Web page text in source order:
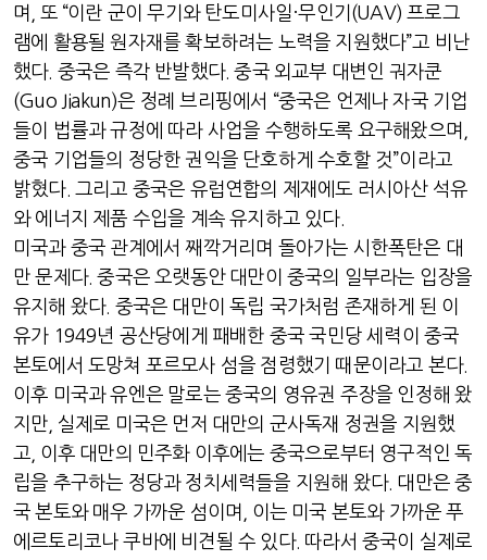
며
또 “이란 군이 무기와 탄도미사일·무인기 (UAV)프로그
램에 활용될 원자재를 확보하려는 노력을 지원했다”고 비난
했다. 중국은 즉각 반발했다.중국 외교부 대변인 궈자쿤
(Guo Jiakun)은 정례 브리핑에서 “중국은 언제나 자국 기업
들이 법률과 규정에 따라 사업을 수행하도록 요구해왔으며
중국 기업들의 정당한 권익을 단호하게 수호할 것”이라고
밝혔다.그리고 중국은 유럽연합의 제재에도 러시아산 석유
와 에너지 제품 수입을 계속 유지하고 있다.
미국과 중국 관계에서 째깍거리며 돌아가는 시한폭탄은 대
만 문제다.중국은 오랫동안 대만이 중국의 일부라는 입장을
유지해 왔다. 중국은 대만이 독립 국가처럼 존재하게 된 이
유가 1949년 공산당에게 패배한 중국 국민당 세력이 중국
본토에서 도망쳐 포르모사 섬을 점령했기 때문이라고 본다.
이후 미국과 유엔은 말로는 중국의 영유권 주장을 인정해 왔
지만 실제로 미국은 먼저 대만의 군사독재 정권을 지원했
고 이후 대만의 민주화 이후에는 중국으로부터 영구적인 독
립을 추구하는 정당과 정치세력들을 지원해 왔다. 대만은 중
국 본토와 매우 가까운 섬이며
이는 미국 본토와 가까운 푸
에르토리코나 쿠바에 비견될 수 있다. 따라서 중국이 실제로